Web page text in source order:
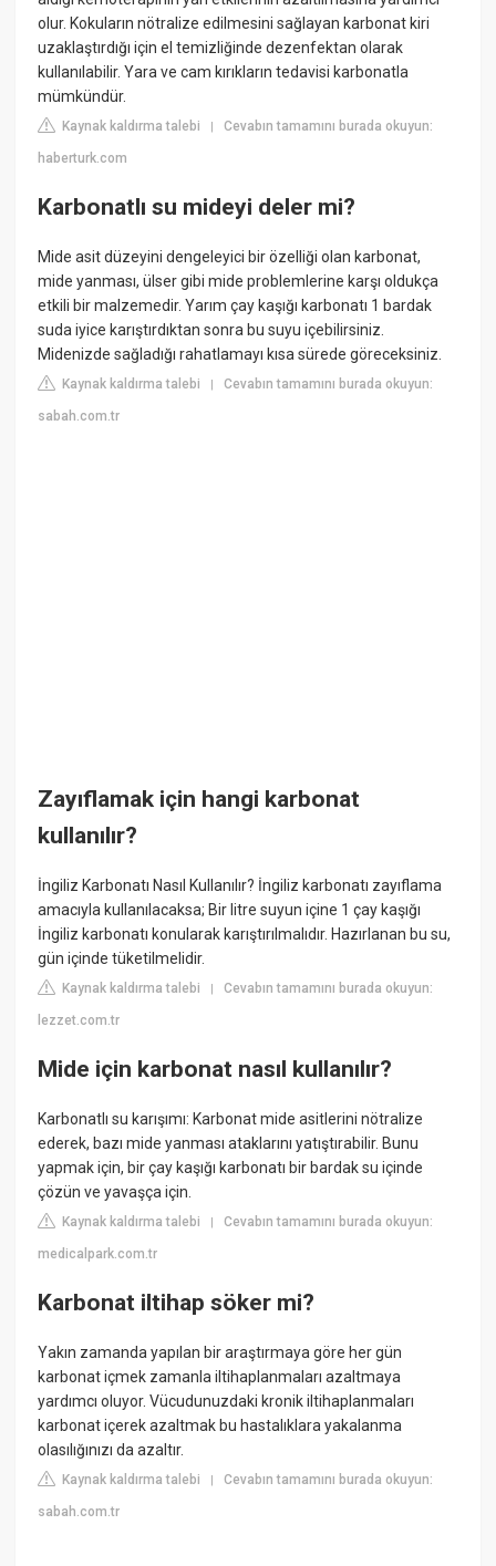
olur. Kokuların nötralize edilmesini sağlayan karbonat kiri
uzaklaştırdığı için el temizliğinde dezenfektan olarak
kullanılabilir. Yara ve cam kırıkların tedavisi karbonatla
mümkündür.
Kaynak kaldırma talebi |Cevabın tamamını burada okuyun:
haberturk.com
Karbonatlı su mideyi deler mi?
Mide asit düzeyini dengeleyici bir özelliği olan karbonat,
mide yanması, ülser gibi mide problemlerine karşı oldukça
etkili bir malzemedir. Yarım çay kaşığı karbonatı 1 bardak
suda iyice karıştırdıktan sonra bu suyu içebilirsiniz.
Midenizde sağladığı rahatlamayı kısa sürede göreceksiniz.
Kaynak kaldırma talebi |Cevabın tamamını burada okuyun:
sabah.com.tr
Zayıflamak için hangi karbonat
kullanılır?
İngiliz Karbonatı Nasıl Kullanılır? İngiliz karbonatı zayıflama
amacıyla kullanılacaksa; Bir litre suyun içine 1 çay kaşığı
İngiliz karbonatı konularak karıştırılmalıdır. Hazırlanan bu su,
gün içinde tüketilmelidir.
Kaynak kaldırma talebi |Cevabın tamamını burada okuyun:
lezzet.com.tr
Mide için karbonat nasıl kullanılır?
Karbonatlı su karışımı: Karbonat mide asitlerini nötralize
ederek, bazı mide yanması ataklarını yatıştırabilir. Bunu
yapmak için, bir çay kaşığı karbonatı bir bardak su içinde
çözün ve yavaşça için.
Kaynak kaldırma talebi |Cevabın tamamını burada okuyun:
medicalpark.com.tr
Karbonat iltihap söker mi?
Yakın zamanda yapılan bir araştırmaya göre her gün
karbonat içmek zamanla iltihaplanmaları azaltmaya
yardımcı oluyor. Vücudunuzdaki kronik iltihaplanmaları
karbonat içerek azaltmak bu hastalıklara yakalanma
olasılığınızı da azaltır.
Kaynak kaldırma talebi |Cevabın tamamını burada okuyun:
sabah.com.tr